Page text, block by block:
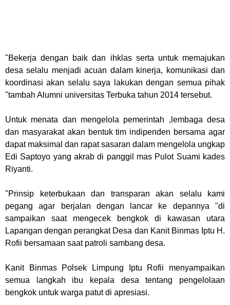
"Bekerja dengan baik dan ihklas serta untuk memajukan
desa selalu menjadi acuan dalam kinerja, komunikasi dan
koordinasi akan selalu saya lakukan dengan semua pihak
"tambah Alumni universitas Terbuka tahun 2014 tersebut.
Untuk menata dan mengelola pemerintah ,lembaga desa
dan masyarakat akan bentuk tim indipenden bersama agar
dapat maksimal dan rapat sasaran dalam mengelola ungkap
Edi Saptoyo yang akrab di panggil mas Pulot Suami kades
Riyanti.
"Prinsip keterbukaan dan transparan akan selalu kami
pegang agar berjalan dengan lancar ke depannya "di
sampaikan saat mengecek bengkok di kawasan utara
Lapangan dengan perangkat Desa dan Kanit Binmas Iptu H.
Rofii bersamaan saat patroli sambang desa.
Kanit Binmas Polsek Limpung Iptu Rofii menyampaikan
semua langkah ibu kepala desa tentang pengelolaan
bengkok untuk warga patut di apresiasi.